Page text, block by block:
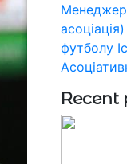
асоціація)
футболу
Recent